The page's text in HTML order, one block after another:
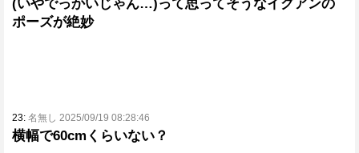
(いやでっかいじゃん…)って思ってそうなイグアンの
ポーズが絶妙
23: 名無し 2025/09/19 08:28:46
横幅で60cmくらいない？